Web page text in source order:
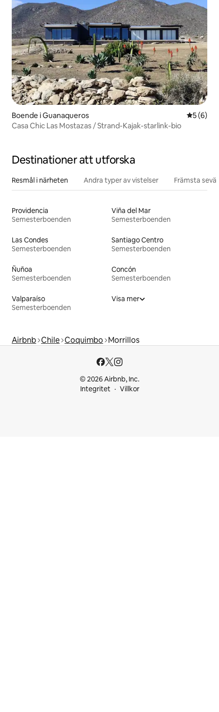
Boende i Guanaqueros 5 av 5 i
5 (6)
Casa Chic Las Mostazas / Strand-Kajak-starlink-bio
Destinationer att utforska
Resmål i närheten Andra typer av vistelser Främsta
Providencia
Semesterboenden
Viña del Mar
Semesterboenden
Las Condes
Semesterboenden
Santiago Centro
Semesterboenden
Ñuñoa
Semesterboenden
Concón
Semesterboenden
Valparaíso
Semesterboenden
Visa mer
Airbnb Chile Coquimbo Morrillos
© 2026 Airbnb, Inc.
Integritet
Villkor